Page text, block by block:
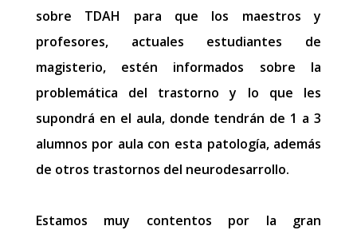
sobre TDAH para que los maestros y
profesores, actuales estudiantes de
magisterio, estén informados sobre la
problemática del trastorno y lo que les
supondrá en el aula, donde tendrán de 1 a 3
alumnos por aula con esta patología, además
de otros trastornos del neurodesarrollo.
Estamos muy contentos por la gran